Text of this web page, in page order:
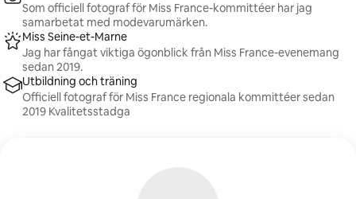
Som officiell fotograf för Miss France-kommittéer har jag
samarbetat med modevarumärken.
Miss Seine-et-Marne
Jag har fångat viktiga ögonblick från Miss France-evenemang
sedan 2019.
Utbildning och träning
Officiell fotograf för Miss France regionala kommittéer sedan
2019 Kvalitetsstadga